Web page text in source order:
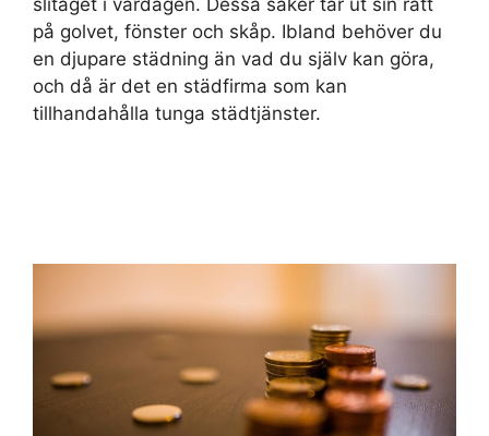
på golvet, fönster och skåp. Ibland behöver du
en djupare städning än vad du själv kan göra,
och då är det en städfirma som kan
tillhandahålla tunga städtjänster.